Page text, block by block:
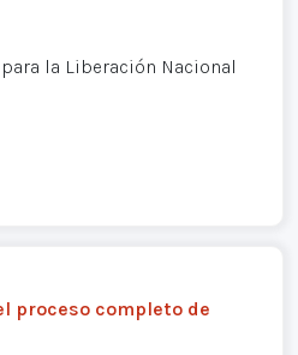
la Liberación Nacional
proceso completo de